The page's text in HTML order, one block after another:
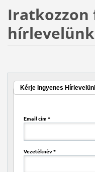
Iratkozzon
Kérje Ingyenes
Email cím *
Vezetéknév*